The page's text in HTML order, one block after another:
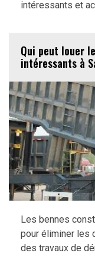
intéressants et
Qui peut louer
intéressants à
Les bennes
pour éliminer les
des travaux de